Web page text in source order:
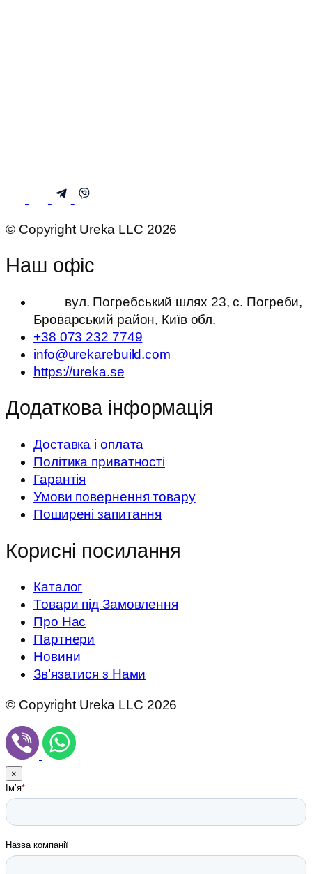
© Copyright Ureka LLC 2026
Наш офіс
вул. Погребський шлях 23, с. Погреби,
Броварський район, Київ обл.
+38 073 232 7749
info@urekarebuild.com
https://ureka.se
Додаткова інформація
Доставка і оплата
Політика приватності
Гарантія
Умови повернення товару
Поширені запитання
Корисні посилання
Каталог
Товари під Замовлення
Про Нас
Партнери
Новини
Зв’язатися з Нами
© Copyright Ureka LLC 2026
×